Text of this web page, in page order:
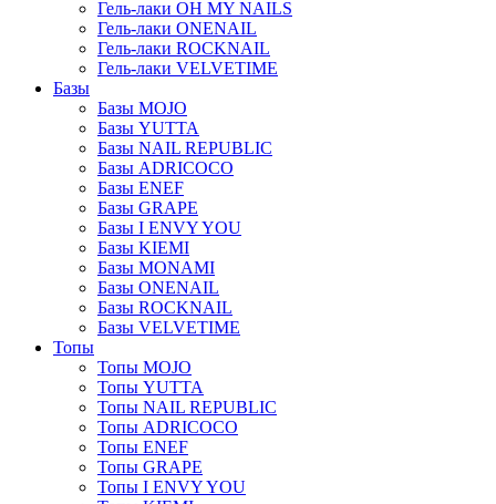
Гель-лаки OH MY NAILS
Гель-лаки ONENAIL
Гель-лаки ROCKNAIL
Гель-лаки VELVETIME
Базы
Базы MOJO
Базы YUTTA
Базы NAIL REPUBLIC
Базы ADRICOCO
Базы ENEF
Базы GRAPE
Базы I ENVY YOU
Базы KIEMI
Базы MONAMI
Базы ONENAIL
Базы ROCKNAIL
Базы VELVETIME
Топы
Топы MOJO
Топы YUTTA
Топы NAIL REPUBLIC
Топы ADRICOCO
Топы ENEF
Топы GRAPE
Топы I ENVY YOU